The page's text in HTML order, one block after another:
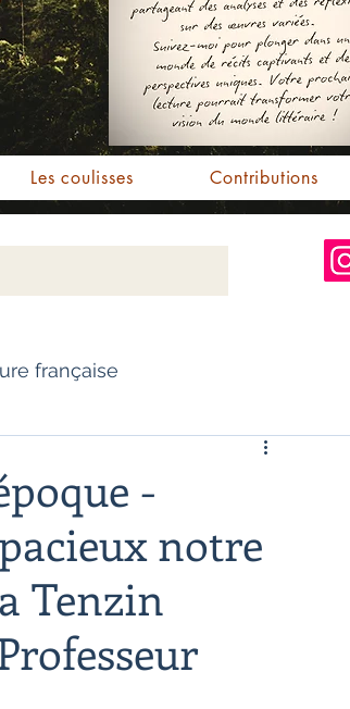
Les coulisses Contributions
française
indiennes
Littérature hindi
-
notre
Tenzin